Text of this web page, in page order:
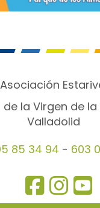
Asociación
la Virgen de la
Valladolid
85 34 94 - 603